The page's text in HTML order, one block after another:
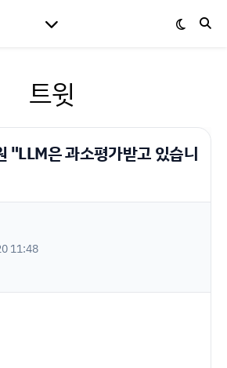
트윗
"LLM은 과소평가받고 있습니
11:48